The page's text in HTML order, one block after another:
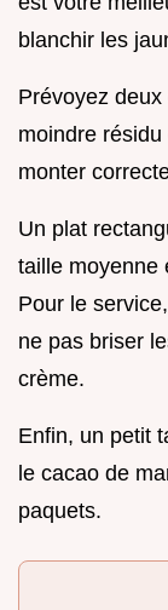
blanchir les
Prévoyez
moindre
monter
Un plat
taille moyenne
Pour le
ne pas briser
crème.
Enfin, un petit
le cacao de
paquets.